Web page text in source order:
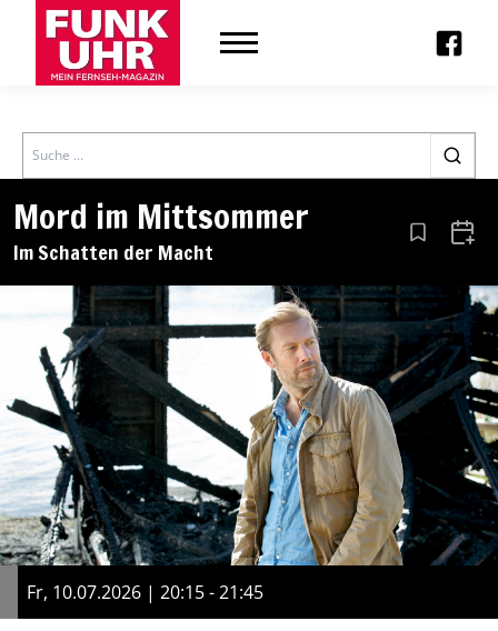
Search
Mord im Mittsommer
Im Schatten der Macht Aus den
Fr, 10.07.2026 | 20:15 - 21:45